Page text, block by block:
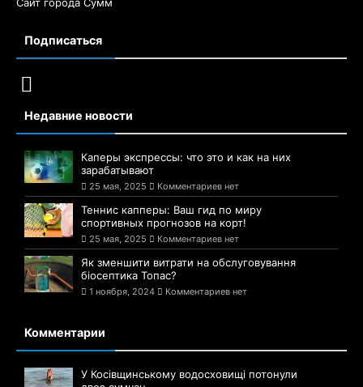
Сайт города Сумм
Подписаться
Недавние новости
Каперы экспрессы: что это и как на них
зарабатывают
25 мая, 2025 Комментариев нет
Теннис капперы: Ваш гид по миру
спортивных прогнозов на корт!
25 мая, 2025 Комментариев нет
Як зменшити витрати на обслуговування
біосептика Топас?
1 ноября, 2024 Комментариев нет
Комментарии
У Косівщинському водосховищі потонули